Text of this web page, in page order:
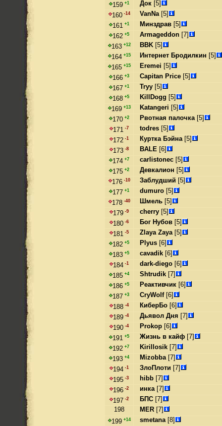
159 +1 Док [5]
160 -14 VanNa[5]
161 +1 Минздрав [5]
162 +5 Armageddon [7]
163 +12 BBK [5]
164 +15 Интернет Бродилкин [5]
165 +15 Eremei [5]
166 +3 Capitan Price [5]
167 +1 Tryy [5]
168 +5 KillDogg [5]
169 +13 Katangeri [5]
170 +2 Рвотная палочка[5]
171 -7 todres [5]
172 -1 Куртка Бэйна[5]
173 -8 BALE [6]
174 +7 carlistonec [5]
175 +2 Девкалион [5]
176 -10 Заблудший [5]
177 +1 dumuro [5]
178 -40 Шмель [5]
179 -9 cherry [5]
180 -6 Бог Нубов [5]
181 -5 Zlaya Zaya[5]
182 +5 Plyus [6]
183 +5 cavadik [6]
184 -1 dark-diego [6]
185 +4 Shtrudik [7]
186 +5 Реактивчик [6]
187 +3 CryWolf[6]
188 -4 КиберБо [6]
189 -4 Дьявол Дня [7]
190 -4 Prokop [6]
191 +5 Жизнь в кайф [7]
192 +7 Kirillosik [7]
193 +4 Mizobba[7]
194 -1 ЗлоПлоти [7]
195 -3 hibb [7]
196 -2 инка[7]
197 -2 БПС [7]
198
MER [7]
199 +14 smetana[8]